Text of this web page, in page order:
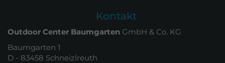
Kontakt
Outdoor Center Baumgarten GmbH & Co. KG
Baumgarten 1
D - 83458 Schneizlreuth